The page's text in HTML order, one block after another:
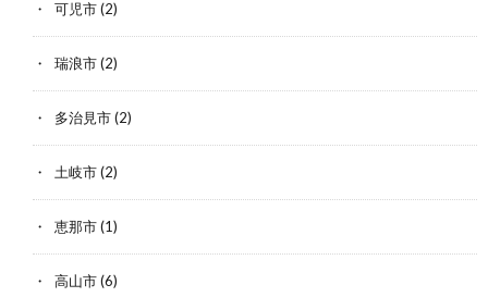
可児市(2)
瑞浪市(2)
多治見市(2)
土岐市(2)
恵那市(1)
高山市(6)